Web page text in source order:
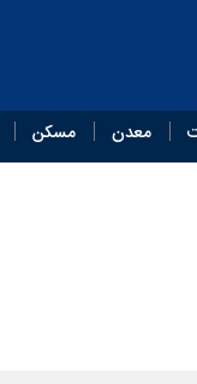
معدن مسکن